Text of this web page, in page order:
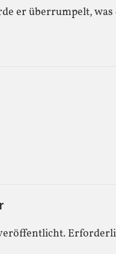
er überrumpelt, was